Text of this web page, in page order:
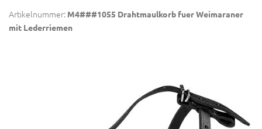
Artikelnummer: M4###1055 Drahtmaulkorb fuer Weimaraner
mit Lederriemen